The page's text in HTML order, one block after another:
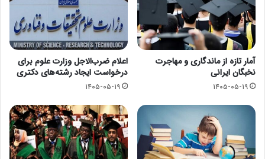
آمار تازه از ماندگاری و مهاجرت
نخبگان ایرانی
۱۴۰۵-۰۵-۱۹
اعلام ضرب‌الاجل وزارت علوم برای
درخواست ایجاد رشته‌های دکتری
۱۴۰۵-۰۵-۱۹